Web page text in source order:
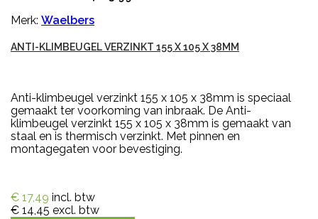
Merk: Waelbers
ANTI-KLIMBEUGEL VERZINKT 155 X 105 X 38MM
Anti-klimbeugel verzinkt 155 x 105 x 38mm is speciaal
gemaakt ter voorkoming van inbraak. De Anti-
klimbeugel verzinkt 155 x 105 x 38mm is gemaakt van
staal en is thermisch verzinkt. Met pinnen en
montagegaten voor bevestiging.
€ 17,49 incl. btw
€ 14,45 excl. btw